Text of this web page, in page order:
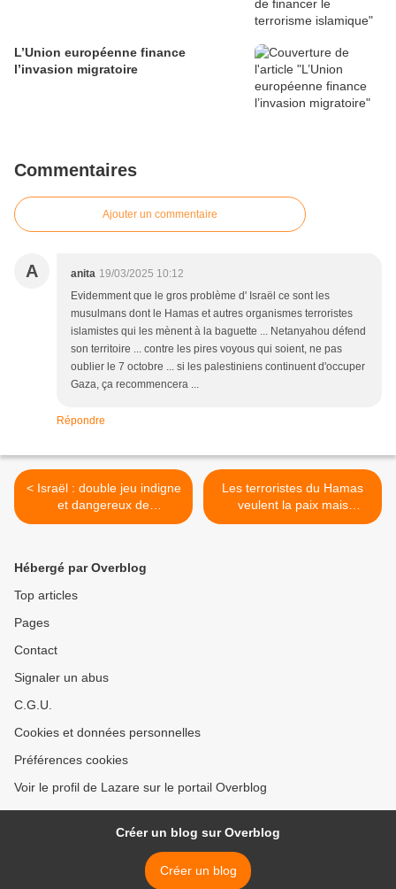
L’Union européenne finance
l’invasion migratoire
Commentaires
Ajouter un commentaire
A anita 19/03/2025 10:12
Evidemment que le gros problème d' Israël ce sont les
musulmans dont le Hamas et autres organismes terroristes
islamistes qui les mènent à la baguette ... Netanyahou défend
son territoire ... contre les pires voyous qui soient, ne pas
oublier le 7 octobre ... si les palestiniens continuent d'occuper
Gaza, ça recommencera ...
Répondre
< Israël : double jeu indigne
et dangereux de
l’administration Biden
Les terroristes du Hamas
veulent la paix mais
uniquement à leurs
Hébergé par Overblog
Top articles
Pages
Contact
Signaler un abus
C.G.U.
Cookies et données personnelles
Préférences cookies
Voir le profil de Lazare sur le portail Overblog
Créer un blog sur Overblog
Créer un blog